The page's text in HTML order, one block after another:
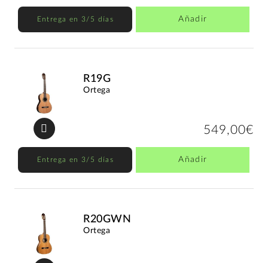
Entrega en 3/5 días Añadir
R19G
Ortega
549,00€
Entrega en 3/5 días Añadir
R20GWN
Ortega